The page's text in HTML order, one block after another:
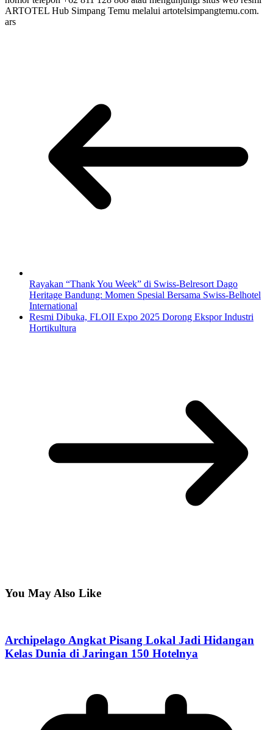
ARTOTEL Hub Simpang Temu melalui artotelsimpangtemu.com.
ars
Rayakan “Thank You Week” di Swiss-Belresort Dago
Heritage Bandung: Momen Spesial Bersama Swiss-Belhotel
International
Resmi Dibuka, FLOII Expo 2025 Dorong Ekspor Industri
Hortikultura
You May Also Like
Archipelago Angkat Pisang Lokal Jadi Hidangan
Kelas Dunia di Jaringan 150 Hotelnya